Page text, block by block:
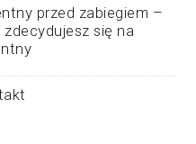
przed zabiegiem –
się na